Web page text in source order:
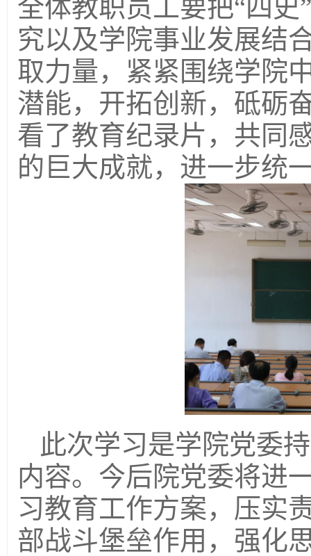
全体教职员工要把“四
究以及学院事业发展结
取力量，紧紧围绕学院
潜能，开拓创新，砥砺
看了教育纪录片，共同
的巨大成就，进一步统
此次学习是学院党委
内容。今后院党委将进
习教育工作方案，压实
部战斗堡垒作用，强化